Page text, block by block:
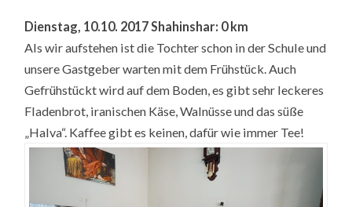
Dienstag, 10.10. 2017 Shahinshar: 0 km
Als wir aufstehen ist die Tochter schon in der Schule und
unsere Gastgeber warten mit dem Frühstück. Auch
Gefrühstückt wird auf dem Boden, es gibt sehr leckeres
Fladenbrot, iranischen Käse, Walnüsse und das süße
„Halva“. Kaffee gibt es keinen, dafür wie immer Tee!